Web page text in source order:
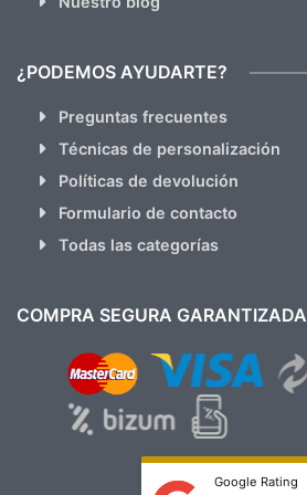
¿PODEMOS AYUDARTE?
Preguntas frecuentes
Técnicas de personalización
Políticas de devolución
Formulario de contacto
Todas las categorías
COMPRA SEGURA GARANTIZADA
Google Rating